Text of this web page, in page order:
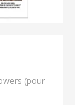
(pour